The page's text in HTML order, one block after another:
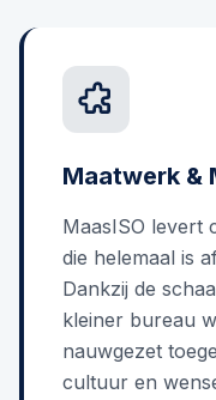
Maatwerk &
MaasISO levert
die helemaal is
Dankzij de
kleiner bureau
nauwgezet
cultuur en